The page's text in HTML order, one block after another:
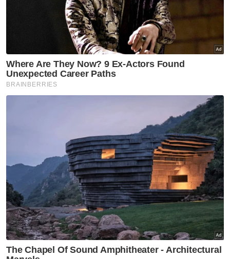
Semasa
Suasana sebak sambut
ketibaan jenazah Koperal Teck
Siong
Maut renjatan elektrik:
diterbangkan pulang ke
kampung halaman
Semasa
Bapa ditahan bantu siasatan
dakwaan dera, gangguan
seksual dua anak lelaki
Semasa
RCI Tabung Haji: SPRM selesai
rakam keterangan bekas CFO